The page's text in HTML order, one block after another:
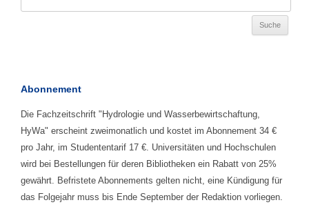
Abonnement
Die Fachzeitschrift "Hydrologie und Wasserbewirtschaftung,
HyWa" erscheint zweimonatlich und kostet im Abonnement 34 €
pro Jahr, im Studententarif 17 €. Universitäten und Hochschulen
wird bei Bestellungen für deren Bibliotheken ein Rabatt von 25%
gewährt. Befristete Abonnements gelten nicht, eine Kündigung für
das Folgejahr muss bis Ende September der Redaktion vorliegen.